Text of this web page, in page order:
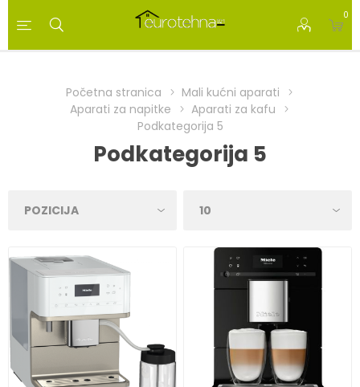
0
Početna stranica
Mali kućni aparati
Aparati za napitke
Aparati za kafu
Podkategorija 5
Podkategorija 5